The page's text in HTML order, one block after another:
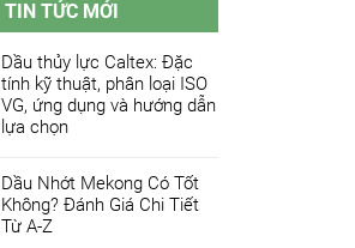
TIN TỨC MỚI
Dầu thủy lực Caltex: Đặc
tính kỹ thuật, phân loại ISO
VG, ứng dụng và hướng dẫn
lựa chọn
Dầu Nhớt Mekong Có Tốt
Không? Đánh Giá Chi Tiết
Từ A-Z